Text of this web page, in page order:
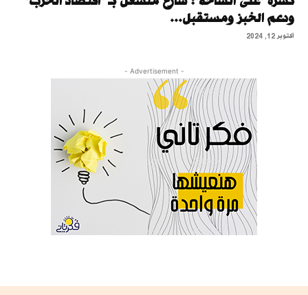
ودعم الخبز ومستقبل...
أكتوبر 12, 2024
- Advertisement -